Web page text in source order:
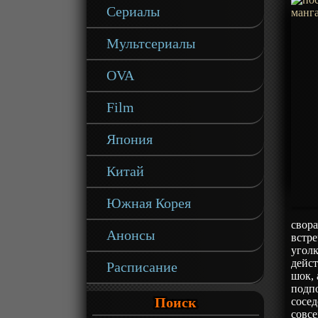
Сериалы
Мультсериалы
OVA
Film
Япония
Китай
Южная Корея
Анонсы
Расписание
Поиск
шок,